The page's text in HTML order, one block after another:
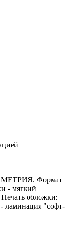
Формат
- мягкий
Печать обложки:
ламинация "софт-